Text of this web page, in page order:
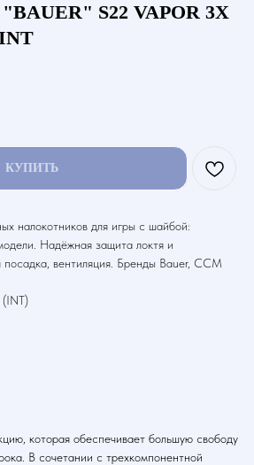
S22 VAPOR 3X
КУПИТЬ
налокотников для игры с шайбой:
Надёжная защита локтя и
посадка, вентиляция. Бренды Bauer, CCM
(INT)
которая обеспечивает большую свободу
В сочетании с трехкомпонентной